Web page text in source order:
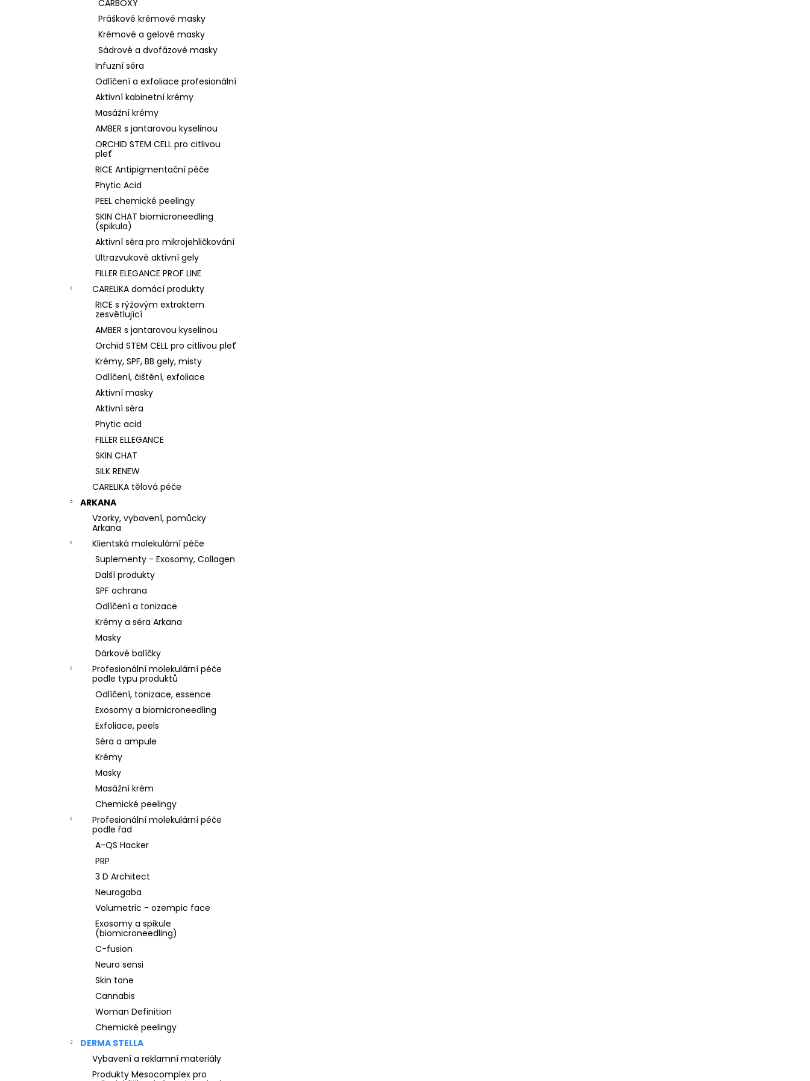
CARBOXY
Práškové krémové masky
Krémové a gelové masky
Sádrové a dvofázové masky
Infuzní séra
Odlíčení a exfoliace profesionální
Aktivní kabinetní krémy
Masážní krémy
AMBER s jantarovou kyselinou
ORCHID STEM CELL pro citlivou
pleť
RICE Antipigmentační péče
Phytic Acid
PEEL chemické peelingy
SKIN CHAT biomicroneedling
(spikula)
Aktivní séra pro mikrojehličkování
Ultrazvukové aktivní gely
FILLER ELEGANCE PROF LINE
CARELIKA domácí produkty
RICE s rýžovým extraktem
zesvětlující
AMBER s jantarovou kyselinou
Orchid STEM CELL pro citlivou pleť
Krémy, SPF, BB gely, misty
Odlíčení, čištění, exfoliace
Aktivní masky
Aktivní séra
Phytic acid
FILLER ELLEGANCE
SKIN CHAT
SILK RENEW
CARELIKA tělová péče
ARKANA
Vzorky, vybavení, pomůcky
Arkana
Klientská molekulární péče
Suplementy - Exosomy, Collagen
Další produkty
SPF ochrana
Odlíčení a tonizace
Krémy a séra Arkana
Masky
Dárkové balíčky
Profesionální molekulární péče
podle typu produktů
Odlíčení, tonizace, essence
Exosomy a biomicroneedling
Exfoliace, peels
Séra a ampule
Krémy
Masky
Masážní krém
Chemické peelingy
Profesionální molekulární péče
podle řad
A-QS Hacker
PRP
3 D Architect
Neurogaba
Volumetric - ozempic face
Exosomy a spikule
(biomicroneedling)
C-fusion
Neuro sensi
Skin tone
Cannabis
Woman Definition
Chemické peelingy
DERMA STELLA
Vybavení a reklamní materiály
Produkty Mesocomplex pro